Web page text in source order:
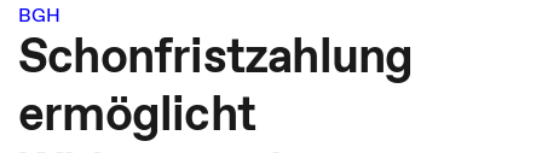
BGH
Schonfristzahlung
ermöglicht